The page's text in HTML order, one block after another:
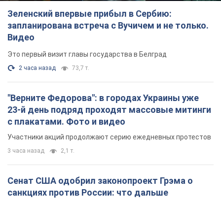
Зеленский впервые прибыл в Сербию:
запланирована встреча с Вучичем и не только.
Видео
Это первый визит главы государства в Белград
2 часа назад 73,7 т.
"Верните Федорова": в городах Украины уже
23-й день подряд проходят массовые митинги
с плакатами. Фото и видео
Участники акций продолжают серию ежедневных протестов
3 часа назад 2,1 т.
Сенат США одобрил законопроект Грэма о
санкциях против России: что дальше